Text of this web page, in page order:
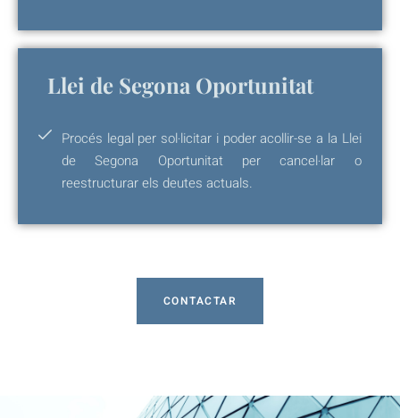
Llei de Segona Oportunitat
Procés legal per sol·licitar i poder acollir-se a la Llei
de Segona Oportunitat per cancel·lar o
reestructurar els deutes actuals.
CONTACTAR